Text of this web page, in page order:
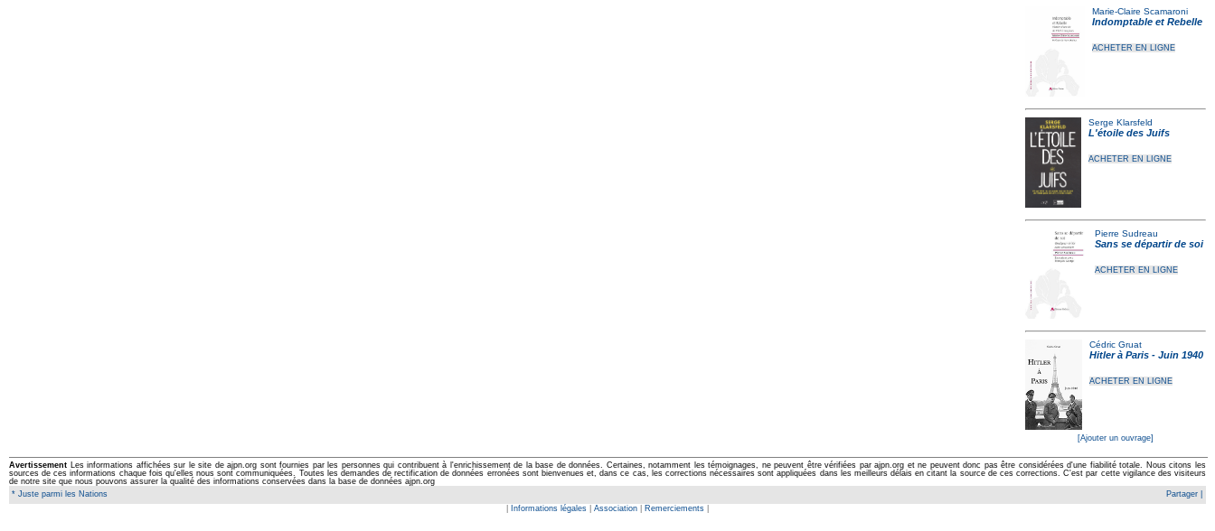
Marie-Claire Scamaroni
Indomptable et Rebelle
ACHETER EN LIGNE
Serge Klarsfeld
L'étoile des Juifs
ACHETER EN LIGNE
Pierre Sudreau
Sans se départir de soi
ACHETER EN LIGNE
Cédric Gruat
Hitler à Paris - Juin 1940
ACHETER EN LIGNE
[Ajouter un ouvrage]
Avertissement Les informations affichées sur le site de ajpn.org sont fournies par les personnes qui contribuent à l'enrichissement de la base de données. Certaines, notamment les témoignages, ne peuvent être vérifiées par ajpn.org et ne peuvent donc pas être considérées d'une fiabilité totale. Nous citons les
sources de ces informations chaque fois qu'elles nous sont communiquées. Toutes les demandes de rectification de données erronées sont bienvenues et, dans ce cas, les corrections nécessaires sont appliquées dans les meilleurs délais en citant la source de ces corrections. C'est par cette vigilance des visiteurs
de notre site que nous pouvons assurer la qualité des informations conservées dans la base de données ajpn.org
* Juste parmi les Nations
Partager
Informations légales Association Remerciements